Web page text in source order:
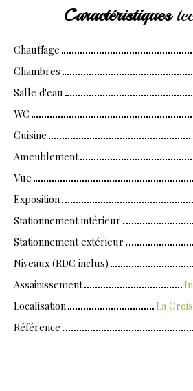
Caractéristiques
Chauffage
Chambres
Salle d'eau
WC
Cuisine
Ameublement
Vue
Exposition
Stationnement intérieur
Stationnement extérieur
Niveaux (RDC inclus)
Assainissement
Localisation
La
Référence